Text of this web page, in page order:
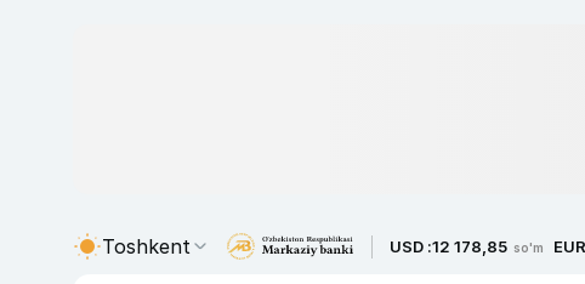
Toshkent USD :12 178,85 so'm